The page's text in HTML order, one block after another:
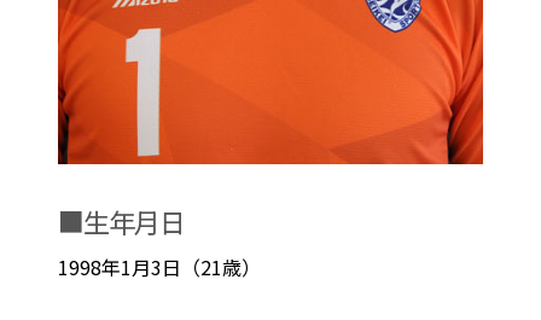
■生年月日
1998年1月3日（21歳）